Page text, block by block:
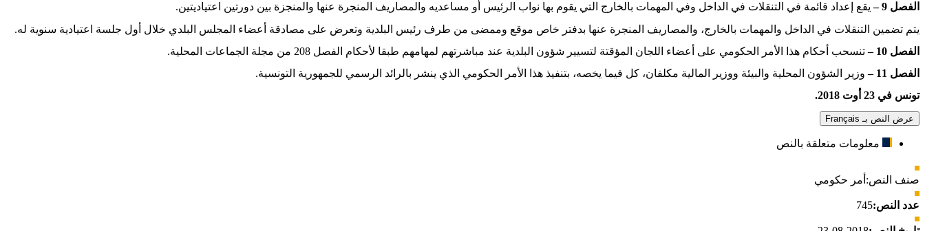
الفصل 9 –
يقع إعداد قائمة في التنقلات في الداخل وفي المهمات بالخارج التي يقوم بها نواب الرئيس أو مساعديه والمصاريف المنجرة عنها والمنجزة بين دورتين اعتياديتين.
يتم تضمين التنقلات في الداخل والمهمات بالخارج، والمصاريف المنجرة عنها بدفتر خاص موقع وممضى من طرف رئيس البلدية وتعرض على مصادقة أعضاء المجلس البلدي خلال أول جلسة اعتيادية سنوية له.
الفصل 10 –
تنسحب أحكام هذا الأمر الحكومي على أعضاء اللجان المؤقتة لتسيير شؤون البلدية عند مباشرتهم لمهامهم طبقا لأحكام الفصل 208 من مجلة الجماعات المحلية.
الفصل 11 –
وزير الشؤون المحلية والبيئة ووزير المالية مكلفان، كل فيما يخصه، بتنفيذ هذا الأمر الحكومي الذي ينشر بالرائد الرسمي للجمهورية التونسية.
تونس في 23 أوت 2018.
عرض النص بـ Français
معلومات متعلقة بالنص
صنف النص: أمر حكومي
عدد النص:745